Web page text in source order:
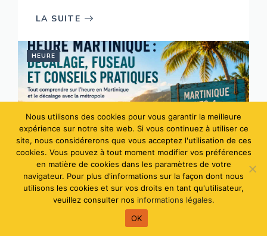
LA SUITE
HEURE
Quelle heure est-il en
Nous utilisons des cookies pour vous garantir la meilleure
expérience sur notre site web. Si vous continuez à utiliser ce
site, nous considérerons que vous acceptez l'utilisation de ces
cookies. Vous pouvez à tout moment modifier vos préférences
en matière de cookies dans les paramètres de votre
navigateur. Pour plus d'informations sur la façon dont nous
utilisons les cookies et sur vos droits en tant qu'utilisateur,
veuillez consulter nos informations légales.
OK